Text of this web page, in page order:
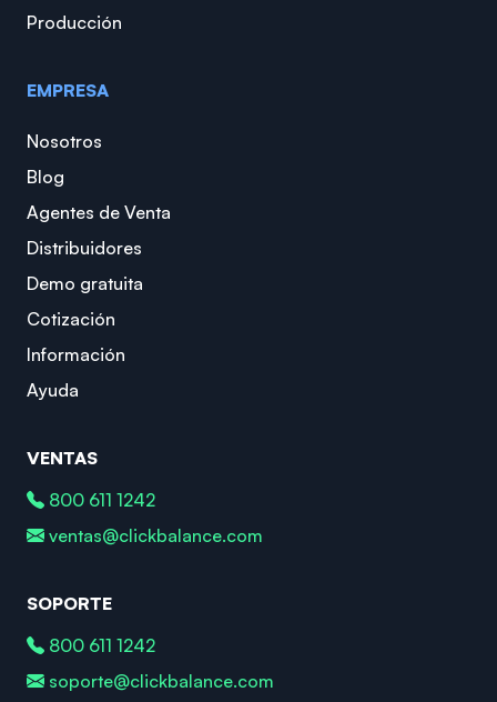
Producción
EMPRESA
Nosotros
Blog
Agentes de Venta
Distribuidores
Demo gratuita
Cotización
Información
Ayuda
VENTAS
800 611 1242
ventas@clickbalance.com
SOPORTE
800 611 1242
soporte@clickbalance.com